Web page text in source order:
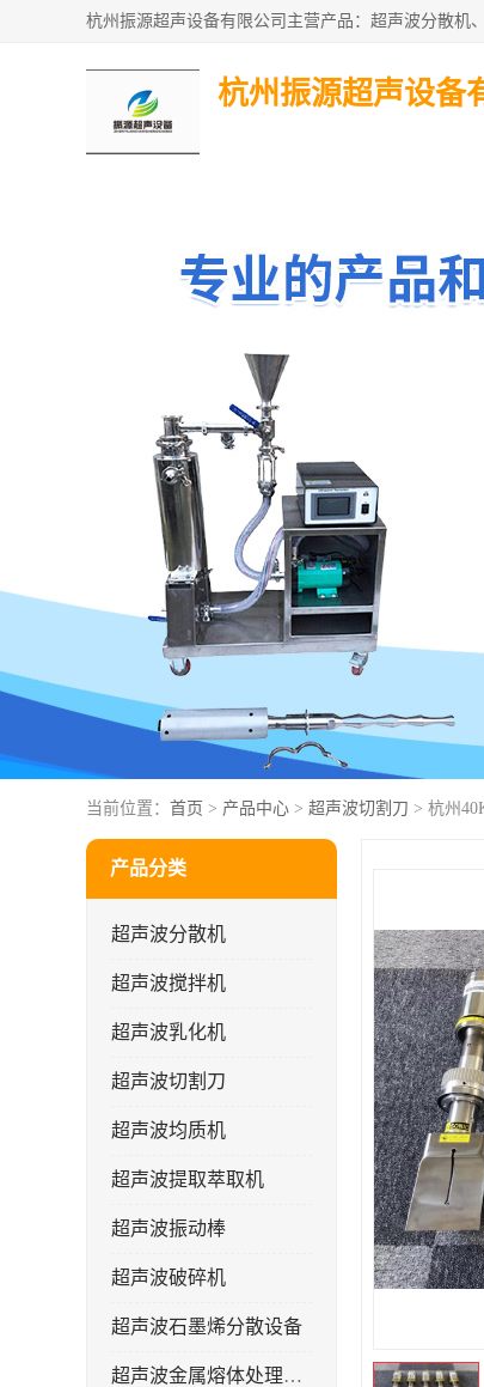
杭州振源超声设备
当前位置： 首页 > 产品中心 > 超声波切割刀 > 杭州
产品分类
超声波分散机
超声波搅拌机
超声波乳化机
超声波切割刀
超声波均质机
超声波提取萃取机
超声波振动棒
超声波破碎机
超声波石墨烯分散设备
超声波金属熔体处理设备